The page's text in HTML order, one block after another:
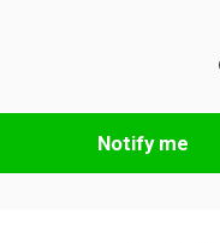
Notify me